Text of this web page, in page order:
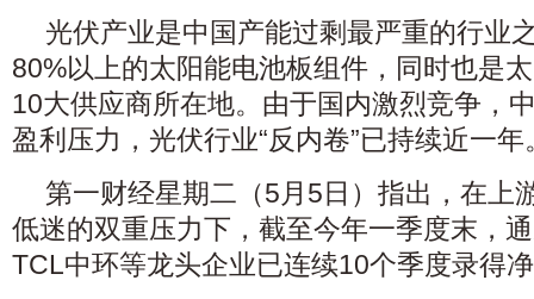
光伏产业是中国产能过剩最严重的行业
80%以上的太阳能电池板组件，同时也是
10大供应商所在地。由于国内激烈竞争，
盈利压力 ，光伏行业“反内卷”已持续近一年
第一财经星期二（5月5日）指出，在上
低迷的双重压力下，截至今年一季度末，
TCL中环等龙头企业已连续10个季度录得